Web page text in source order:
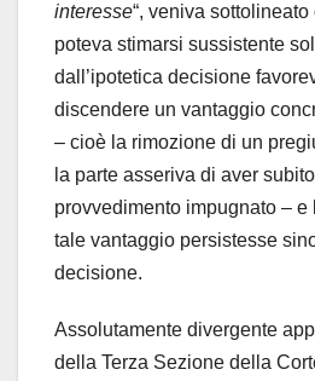
interesse“, veniva
poteva stimarsi sussistente
dall’ipotetica decisione
discendere un vantaggio
– cioè la rimozione di un
la parte asseriva di aver
provvedimento impugnato – e
tale vantaggio persistesse
decisione.
Assolutamente divergente
della Terza Sezione della